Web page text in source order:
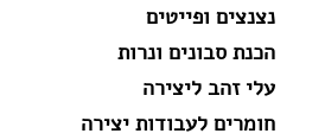
נצנצים ופייטים
הכנת סבונים ונרות
עלי זהב ליצירה
חומרים לעבודות יצירה